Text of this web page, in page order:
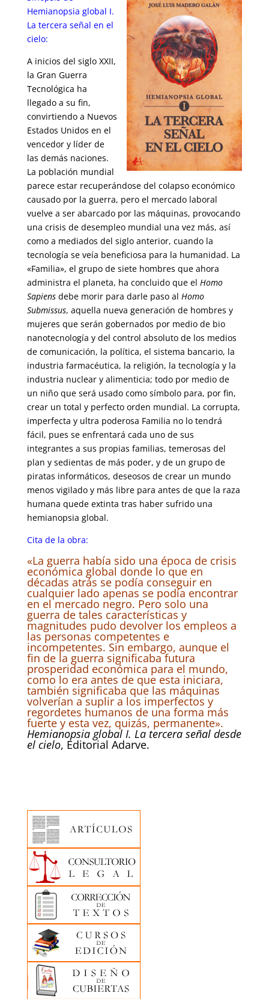
Hemianopsia global I.
La tercera señal en el
cielo:
A inicios del siglo XXII,
la Gran Guerra
Tecnológica ha
llegado a su fin,
convirtiendo a Nuevos
Estados Unidos en el
vencedor y líder de
las demás naciones.
La población mundial
parece estar recuperándose del colapso económico
causado por la guerra, pero el mercado laboral
vuelve a ser abarcado por las máquinas, provocando
una crisis de desempleo mundial una vez más, así
como a mediados del siglo anterior, cuando la
tecnología se veía beneficiosa para la humanidad. La
«Familia», el grupo de siete hombres que ahora
administra el planeta, ha concluido que el Homo
Sapiensdebe morir para darle paso al Homo
Submissus, aquella nueva generación de hombres y
mujeres que serán gobernados por medio de bio
nanotecnología y del control absoluto de los medios
de comunicación, la política, el sistema bancario, la
industria farmacéutica, la religión, la tecnología y la
industria nuclear y alimenticia; todo por medio de
un niño que será usado como símbolo para, por fin,
crear un total y perfecto orden mundial. La corrupta,
imperfecta y ultra poderosa Familia no lo tendrá
fácil, pues se enfrentará cada uno de sus
integrantes a sus propias familias, temerosas del
plan y sedientas de más poder, y de un grupo de
piratas informáticos, deseosos de crear un mundo
menos vigilado y más libre para antes de que la raza
humana quede extinta tras haber sufrido una
hemianopsia global.
Cita de la obra:
«La guerra había sido una época de crisis
económica global donde lo que en
décadas atrás se podía conseguir en
cualquier lado apenas se podía encontrar
en el mercado negro. Pero solo una
guerra de tales características y
magnitudes pudo devolver los empleos a
las personas competentes e
incompetentes. Sin embargo, aunque el
fin de la guerra significaba futura
prosperidad económica para el mundo,
como lo era antes de que esta iniciara,
también significaba que las máquinas
volverían a suplir a los imperfectos y
regordetes humanos de una forma más
fuerte y esta vez, quizás, permanente».
Hemianopsia global I. La tercera señal desde
el cielo, Editorial Adarve.